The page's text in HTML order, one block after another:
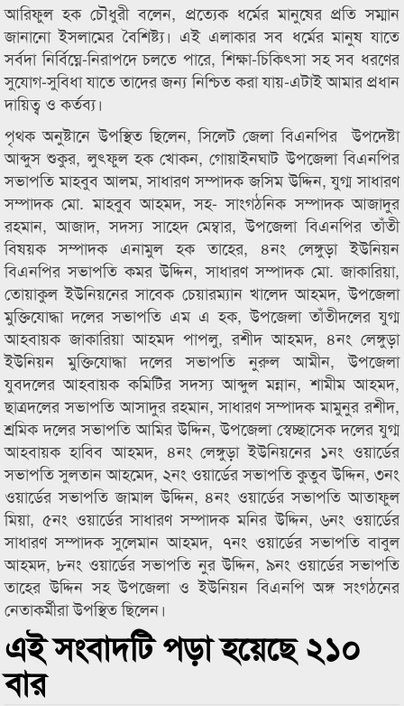
আরিফুল হক চৌধুরী বলেন, প্রত্যেক ধর্মের মানুষের প্রতি সম্মান
জানানো ইসলামের বৈশিষ্ট্য। এই এলাকার সব ধর্মের মানুষ যাতে
সর্বদা নির্বিঘ্নে-নিরাপদে চলতে পারে, শিক্ষা-চিকিৎসা সহ সব ধরণের
সুযোগ-সুবিধা যাতে তাদের জন্য নিশ্চিত করা যায়-এটাই আমার প্রধান
দায়িত্ব ও কর্তব্য।
পৃথক অনুষ্টানে উপস্থিত ছিলেন, সিলেট জেলা বিএনপির উপদেষ্টা
আব্দুস শুকুর, লুৎফুল হক খোকন, গোয়াইনঘাট উপজেলা বিএনপির
সভাপতি মাহবুব আলম, সাধারণ সম্পাদক জসিম উদ্দিন, যুগ্ম সাধারণ
সম্পাদক মো. মাহবুব আহমদ, সহ- সাংগঠনিক সম্পাদক আজাদুর
রহমান, আজাদ, সদস্য সাহেদ মেম্বার, উপজেলা বিএনপির তাঁতী
বিষয়ক সম্পাদক এনামুল হক তাহের, ৪নং লেঙ্গুড়া ইউনিয়ন
বিএনপির সভাপতি কমর উদ্দিন, সাধারণ সম্পাদক মো. জাকারিয়া,
তোয়াকুল ইউনিয়নের সাবেক চেয়ারম্যান খালেদ আহমদ, উপজেলা
মুক্তিযোদ্ধা দলের সভাপতি এম এ হক, উপজেলা তাঁতীদলের যুগ্ম
আহবায়ক জাকারিয়া আহমদ পাপলু, রশীদ আহমদ, ৪নং লেঙ্গুড়া
ইউনিয়ন মুক্তিযোদ্ধা দলের সভাপতি নুরুল আমীন, উপজেলা
যুবদলের আহবায়ক কমিটির সদস্য আব্দুল মন্নান, শামীম আহমদ,
ছাত্রদলের সভাপতি আসাদুর রহমান, সাধারণ সম্পাদক মামুনুর রশীদ,
শ্রমিক দলের সভাপতি আমির উদ্দিন, উপজেলা স্বেচ্ছাসেক দলের যুগ্ম
আহবায়ক হাবিব আহমদ, ৪নং লেঙ্গুড়া ইউনিয়নের ১নং ওয়ার্ডের
সভাপতি সুলতান আহমেদ, ২নং ওয়ার্ডের সভাপতি কুতুব উদ্দিন, ৩নং
ওয়ার্ডের সভাপতি জামাল উদ্দিন, ৪নং ওয়ার্ডের সভাপতি আতাফুল
মিয়া, ৫নং ওয়ার্ডের সাধারণ সম্পাদক মনির উদ্দিন, ৬নং ওয়ার্ডের
সাধারণ সম্পাদক সুলেমান আহমদ, ৭নং ওয়ার্ডের সভাপতি বাবুল
আহমদ, ৮নং ওয়ার্ডের সভাপতি নুর উদ্দিন, ৯নং ওয়ার্ডের সভাপতি
তাহের উদ্দিন সহ উপজেলা ও ইউনিয়ন বিএনপি অঙ্গ সংগঠনের
নেতাকর্মীরা উপস্থিত ছিলেন।
এই সংবাদটি পড়া হয়েছে ২১০
বার